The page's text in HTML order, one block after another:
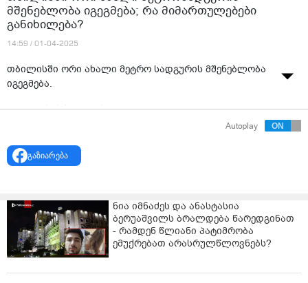
მშენებლობა იგეგმება; რა მიმართულებები
განიხილება?
14:59 / 01-04-2025
თბილისში ორი ახალი მეტრო სადგურის მშენებლობა
იგეგმება.
„თბილისის სატრანსპორტო კომპანია“
მეტროსადგურების საპროექტო-სახარჯთაღრიცხვო
თაობაზე ე.წ. Design-Build მეთოდით ბაზრის კვლევას
ატარებს.
დაპროექტება უნდა განხორციელდეს, აქედან
გათვალისწინებულია 2 ახალი, 2 არსებული
მეტროსადგურების - ვარკეთილისა და გლდანის
მიმართულებით - პროექტირება.
ამასთან, ტექნიკური დავალების თანახმად, ერთი
Autoplay
გაზიარება
ნია იმნაძეს და ანასტასია
ბერუაშვილს ბრალდება წარედგინათ
- რამდენ წლიანი პატიმრობა
ემუქრებათ არასრულწლოვნებს?